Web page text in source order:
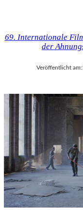
69. Internationale
der
Veröffentlicht am: